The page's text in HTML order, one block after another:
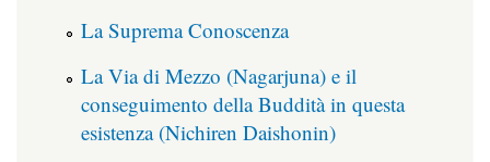
La Suprema Conoscenza
La Via di Mezzo (Nagarjuna) e il
conseguimento della Buddità in questa
esistenza (Nichiren Daishonin)